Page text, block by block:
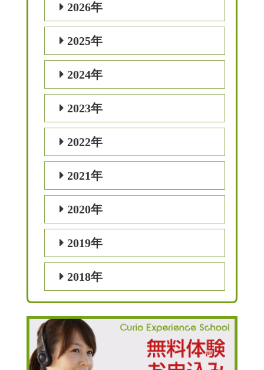
2026年
2025年
2024年
2023年
2022年
2021年
2020年
2019年
2018年